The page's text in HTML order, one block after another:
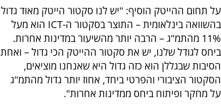
על תחום ההייטק הוסיף: "יש לנו סקטור הייטק מאוד גדול
בהשוואה בינלאומית – התוצר בסקטור ה-ICT הוא מעל
11% מהתמ"ג – הרבה יותר מהשיעור במדינות אחרות.
ביחס לגודל שלנו, יש את סקטור ההייטק הכי גדול – ואחת
הסיבות שבגללן הוא כזה גדול היא שאנחנו מוציאים,
הסקטור הציבורי והפרטי ביחד, אחוז יותר גדול מהתמ"ג
על מחקר ופיתוח ביחס ממדינות אחרות".